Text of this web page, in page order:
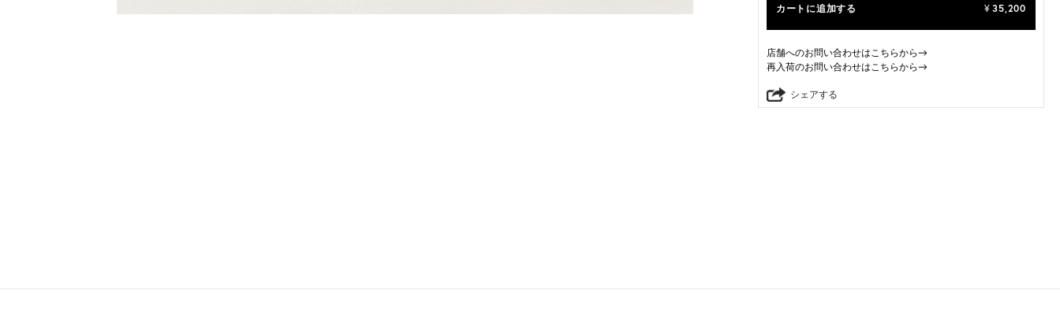
カートに追加する ¥ 35,200
店舗へのお問い合わせはこちらから→
再入荷のお問い合わせはこちらから→
シェアする